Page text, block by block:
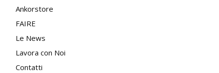
Ankorstore
FAIRE
Le News
Lavora con Noi
Contatti